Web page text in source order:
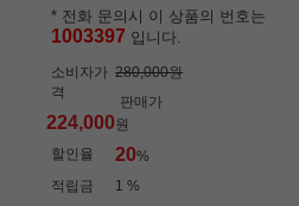
* 전화 문의시 이 상품의 번호는
1003397 입니다.
소비자가
격
280,000원
판매가
224,000원
할인율
20%
적립금
1 %